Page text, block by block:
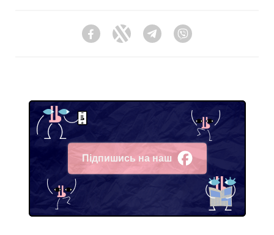
FacebookTwitter Telegram
Підпишись на наш
Facebook